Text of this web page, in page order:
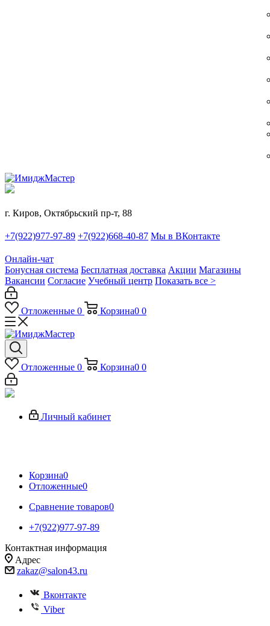
г. Киров, Октябрьский пр-т, 88
+7(922)977-97-89 +7(922)668-40-87 Мы в ВКонтакте
Онлайн-чат
Бонусная система Бесплатная доставка Акции Магазины
Вакансии Согласие Учебный центр Показать все >
Отложенные 0 Корзина0 0
Отложенные 0 Корзина0 0
Личный кабинет
Корзина0
Отложенные0
Сравнение товаров0
+7(922)977-97-89
Контактная информация
Адрес
zakaz@salon43.ru
Вконтакте
Viber